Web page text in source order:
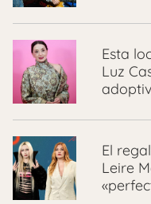
Esta
Luz
El
Leire